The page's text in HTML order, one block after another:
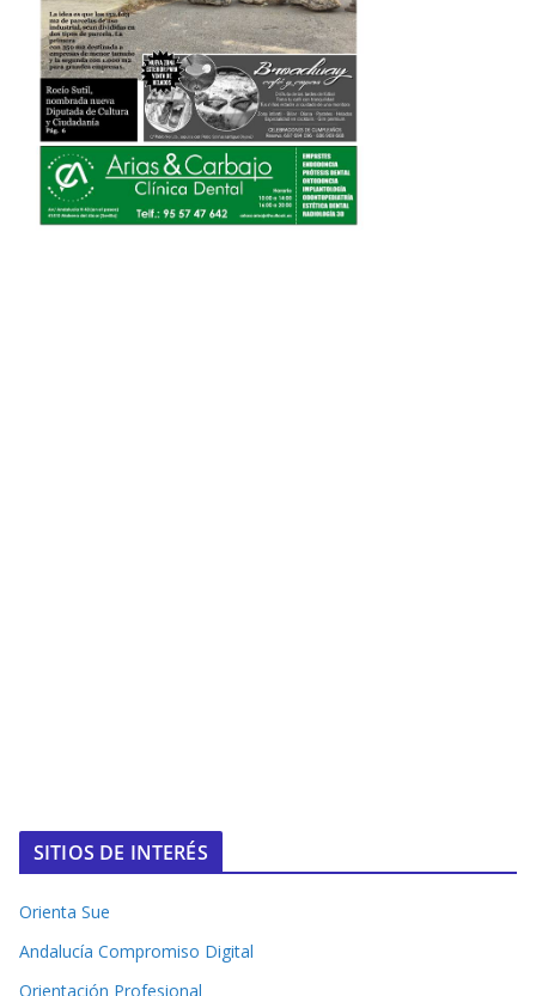
SITIOS DE INTERÉS
Orienta Sue
Andalucía Compromiso Digital
Orientación Profesional